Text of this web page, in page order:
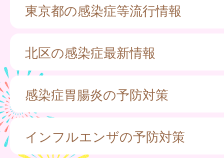
東京都の感染症等流行情報
北区の感染症最新情報
感染症胃腸炎の予防対策
インフルエンザの予防対策